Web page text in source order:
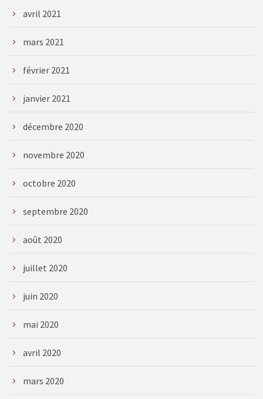
avril 2021
mars 2021
février 2021
janvier 2021
décembre 2020
novembre 2020
octobre 2020
septembre 2020
août 2020
juillet 2020
juin 2020
mai 2020
avril 2020
mars 2020